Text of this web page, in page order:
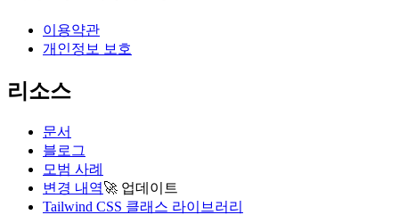
이용약관
개인정보 보호
리소스
문서
블로그
모범 사례
변경 내역🚀 업데이트
Tailwind CSS 클래스 라이브러리